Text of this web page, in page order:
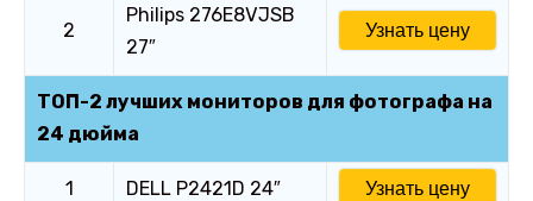
2
Philips 276E8VJSB
27″
Узнать цену
ТОП-2 лучших мониторов для фотографа на
24 дюйма
1 DELL P2421D 24″ Узнать цену